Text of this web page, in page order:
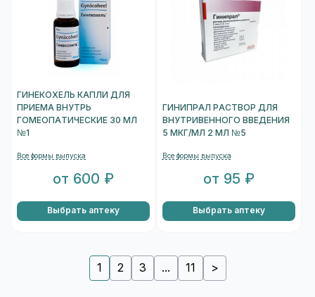
ГИНЕКОХЕЛЬ КАПЛИ ДЛЯ
ПРИЕМА ВНУТРЬ
ГОМЕОПАТИЧЕСКИЕ 30 МЛ
№1
Все формы выпуска
от 600 ₽
Выбрать аптеку
ГИНИПРАЛ РАСТВОР ДЛЯ
ВНУТРИВЕННОГО ВВЕДЕНИЯ
5 МКГ/МЛ 2 МЛ №5
Все формы выпуска
от 95 ₽
Выбрать аптеку
1 2 3 ... 11 >